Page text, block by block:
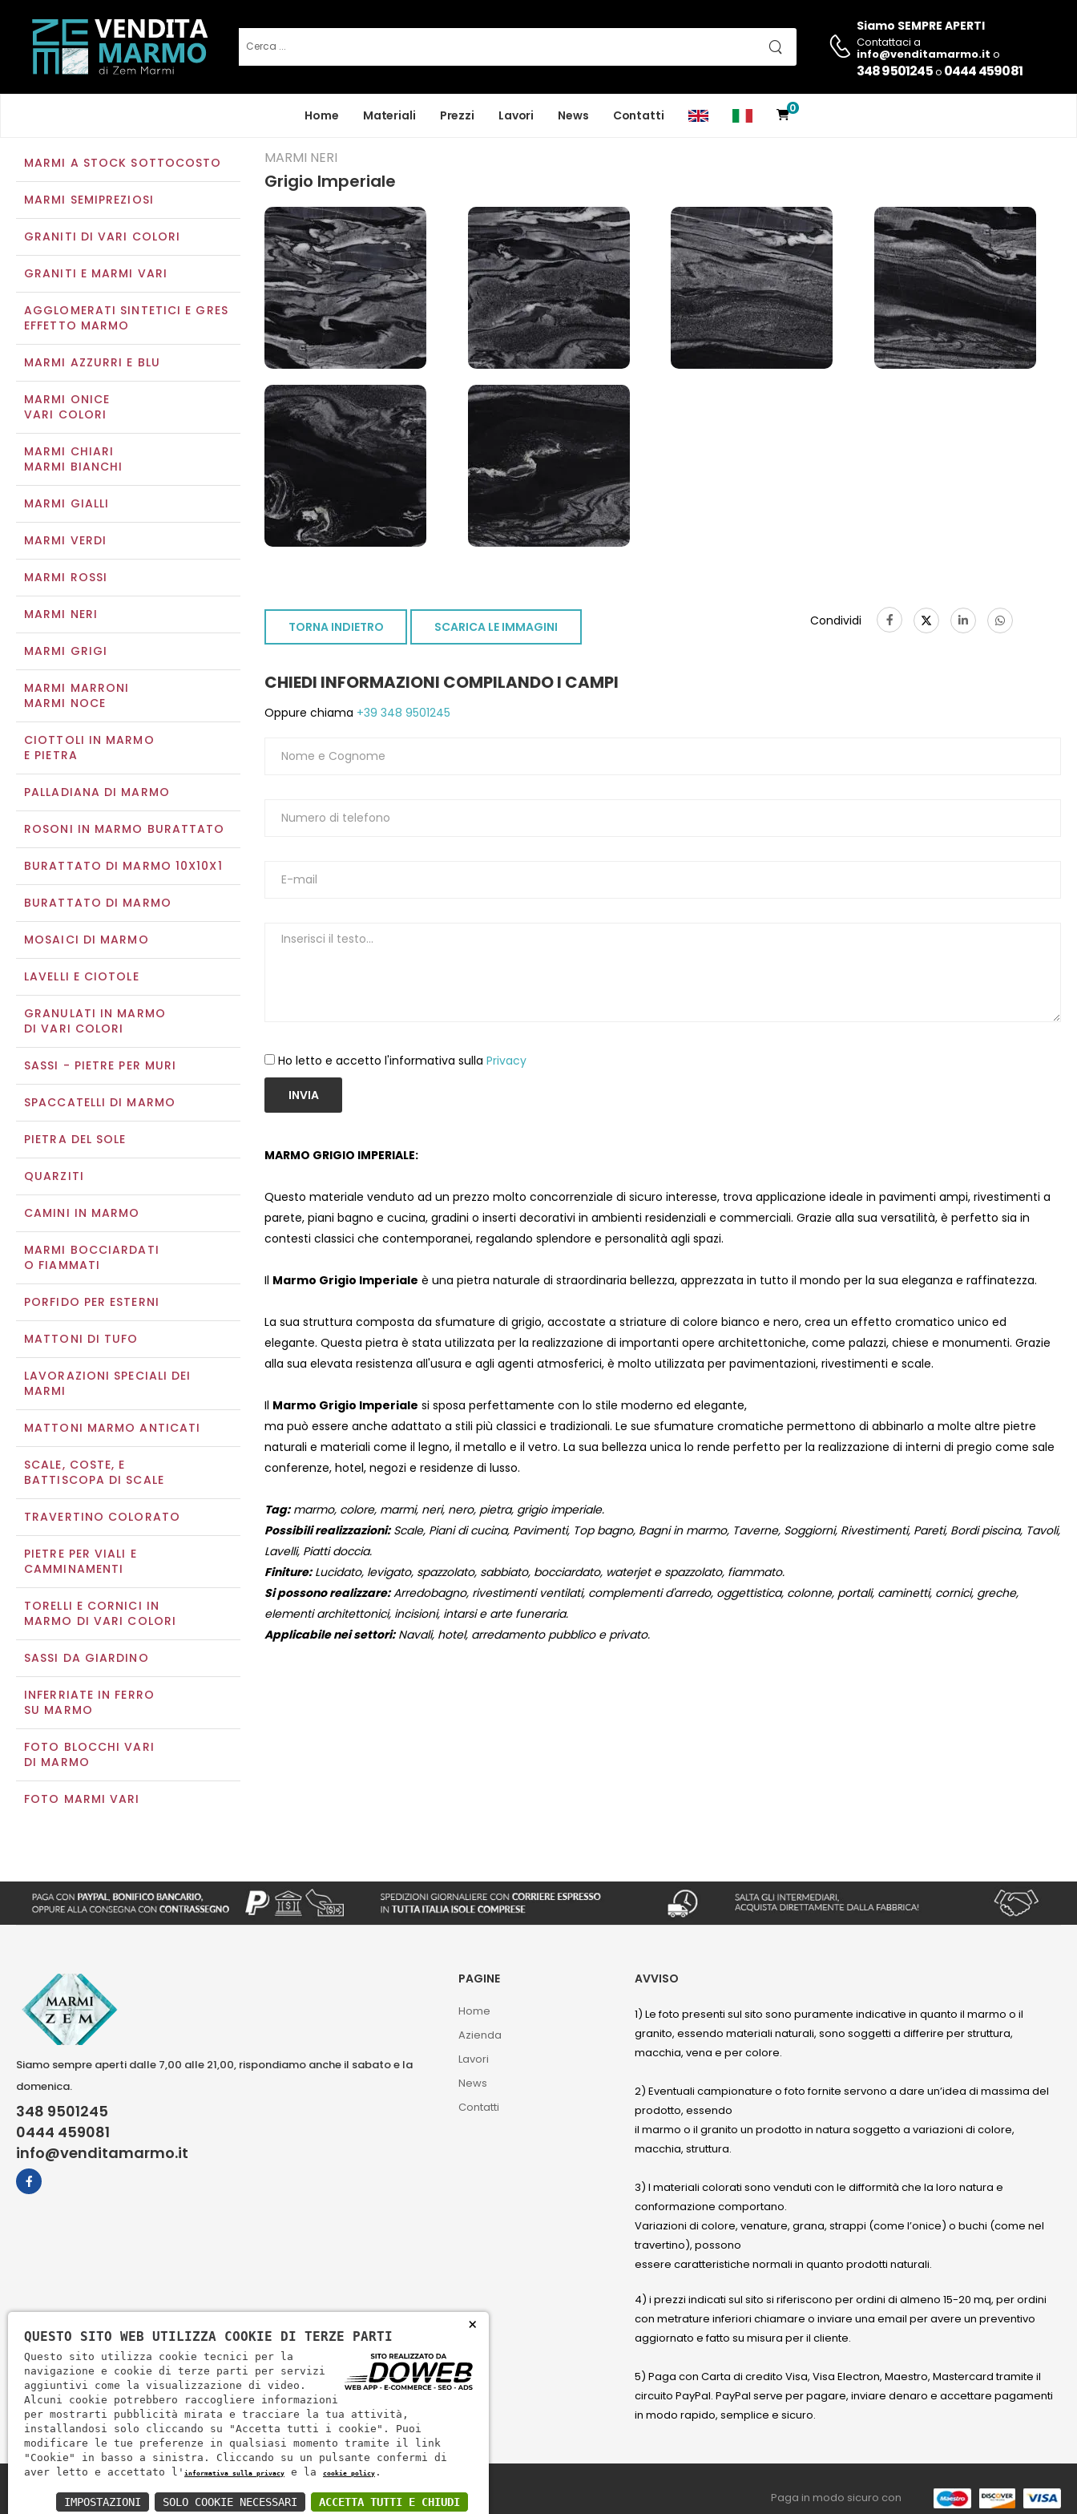
Siamo SEMPRE APERTI
Contattaci a
info@venditamarmo.it o
348 9501245o 0444 459081
Home Materiali Prezzi Lavori News Contatti 0
MARMI A STOCK SOTTOCOSTO
MARMI SEMIPREZIOSI
GRANITI DI VARI COLORI
GRANITI E MARMI VARI
AGGLOMERATI SINTETICI E GRES
EFFETTO MARMO
MARMI AZZURRI E BLU
MARMI ONICE
VARI COLORI
MARMI CHIARI
MARMI BIANCHI
MARMI GIALLI
MARMI VERDI
MARMI ROSSI
MARMI NERI
MARMI GRIGI
MARMI MARRONI
MARMI NOCE
CIOTTOLI IN MARMO
E PIETRA
PALLADIANA DI MARMO
ROSONI IN MARMO BURATTATO
BURATTATO DI MARMO 10X10X1
BURATTATO DI MARMO
MOSAICI DI MARMO
LAVELLI E CIOTOLE
GRANULATI IN MARMO
DI VARI COLORI
SASSI - PIETRE PER MURI
SPACCATELLI DI MARMO
PIETRA DEL SOLE
QUARZITI
CAMINI IN MARMO
MARMI BOCCIARDATI
O FIAMMATI
PORFIDO PER ESTERNI
MATTONI DI TUFO
LAVORAZIONI SPECIALI DEI
MARMI
MATTONI MARMO ANTICATI
SCALE, COSTE, E
BATTISCOPA DI SCALE
TRAVERTINO COLORATO
PIETRE PER VIALI E
CAMMINAMENTI
TORELLI E CORNICI IN
MARMO DI VARI COLORI
SASSI DA GIARDINO
INFERRIATE IN FERRO
SU MARMO
FOTO BLOCCHI VARI
DI MARMO
FOTO MARMI VARI
MARMI NERI
Grigio Imperiale
TORNA INDIETRO SCARICA LE IMMAGINI Condividi
CHIEDI INFORMAZIONI COMPILANDO I CAMPI
Oppure chiama +39 348 9501245
Ho letto e accetto l'informativa sulla Privacy
INVIA
MARMO GRIGIO IMPERIALE:
Questo materiale venduto ad un prezzo molto concorrenziale di sicuro interesse, trova applicazione ideale in pavimenti ampi, rivestimenti a
parete, piani bagno e cucina, gradini o inserti decorativi in ambienti residenziali e commerciali. Grazie alla sua versatilità, è perfetto sia in
contesti classici che contemporanei, regalando splendore e personalità agli spazi.
Il Marmo Grigio Imperiale è una pietra naturale di straordinaria bellezza, apprezzata in tutto il mondo per la sua eleganza e raffinatezza.
La sua struttura composta da sfumature di grigio, accostate a striature di colore bianco e nero, crea un effetto cromatico unico ed
elegante. Questa pietra è stata utilizzata per la realizzazione di importanti opere architettoniche, come palazzi, chiese e monumenti. Grazie
alla sua elevata resistenza all'usura e agli agenti atmosferici, è molto utilizzata per pavimentazioni, rivestimenti e scale.
Il Marmo Grigio Imperiale si sposa perfettamente con lo stile moderno ed elegante,
ma può essere anche adattato a stili più classici e tradizionali. Le sue sfumature cromatiche permettono di abbinarlo a molte altre pietre
naturali e materiali come il legno, il metallo e il vetro. La sua bellezza unica lo rende perfetto per la realizzazione di interni di pregio come sale
conferenze, hotel, negozi e residenze di lusso.
Tag:marmo, colore, marmi, neri, nero, pietra, grigio imperiale.
Possibili realizzazioni:Scale, Piani di cucina, Pavimenti, Top bagno, Bagni in marmo, Taverne, Soggiorni, Rivestimenti, Pareti, Bordi piscina, Tavoli,
Lavelli, Piatti doccia.
Finiture:Lucidato, levigato, spazzolato, sabbiato, bocciardato, waterjet e spazzolato, fiammato.
Si possono realizzare:Arredobagno, rivestimenti ventilati, complementi d'arredo, oggettistica, colonne, portali, caminetti, cornici, greche,
elementi architettonici, incisioni, intarsi e arte funeraria.
Applicabile nei settori:Navali, hotel, arredamento pubblico e privato.
Siamo sempre aperti dalle 7,00 alle 21,00, rispondiamo anche il sabato e la
domenica.
348 9501245
0444 459081
info@venditamarmo.it
PAGINE
Home
Azienda
Lavori
News
Contatti
AVVISO
1) Le foto presenti sul sito sono puramente indicative in quanto il marmo o il
granito, essendo materiali naturali, sono soggetti a differire per struttura,
macchia, vena e per colore.
2) Eventuali campionature o foto fornite servono a dare un’idea di massima del
prodotto, essendo
il marmo o il granito un prodotto in natura soggetto a variazioni di colore,
macchia, struttura.
3) I materiali colorati sono venduti con le difformità che la loro natura e
conformazione comportano.
Variazioni di colore, venature, grana, strappi (come l’onice) o buchi (come nel
travertino), possono
essere caratteristiche normali in quanto prodotti naturali.
4) i prezzi indicati sul sito si riferiscono per ordini di almeno 15-20 mq, per ordini
con metrature inferiori chiamare o inviare una email per avere un preventivo
aggiornato e fatto su misura per il cliente.
5) Paga con Carta di credito Visa, Visa Electron, Maestro, Mastercard tramite il
circuito PayPal. PayPal serve per pagare, inviare denaro e accettare pagamenti
in modo rapido, semplice e sicuro.
Zem Marmi P.I. 03463990246 Paga in modo sicuro con
×
QUESTO SITO WEB UTILIZZA COOKIE DI TERZE PARTI
Questo sito utilizza cookie tecnici per la
navigazione e cookie di terze parti per servizi
aggiuntivi come la visualizzazione di video.
Alcuni cookie potrebbero raccogliere informazioni
per mostrarti pubblicità mirata e tracciare la tua attività,
installandosi solo cliccando su "Accetta tutti i cookie". Puoi
modificare le tue preferenze in qualsiasi momento tramite il link
"Cookie" in basso a sinistra. Cliccando su un pulsante confermi di
aver letto e accettato l' informativa sulla privacy e la cookie policy .
ACCETTA TUTTI E CHIUDI
SOLO COOKIE NECESSARI
IMPOSTAZIONI